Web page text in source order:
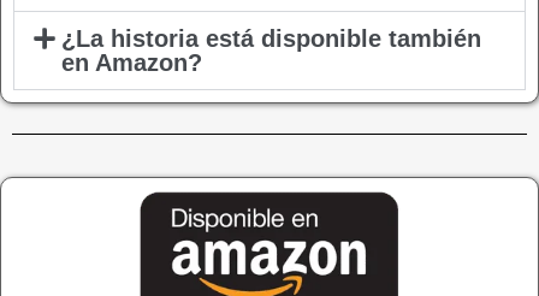
¿La historia está disponible también
en Amazon?